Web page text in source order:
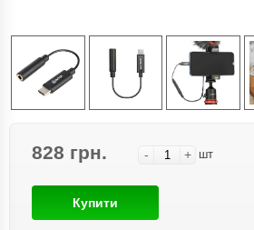
828 грн. - + шт
Купити